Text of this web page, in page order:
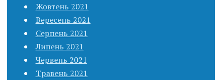
Жовтень 2021
Вересень 2021
Серпень 2021
Липень 2021
Червень 2021
Травень 2021